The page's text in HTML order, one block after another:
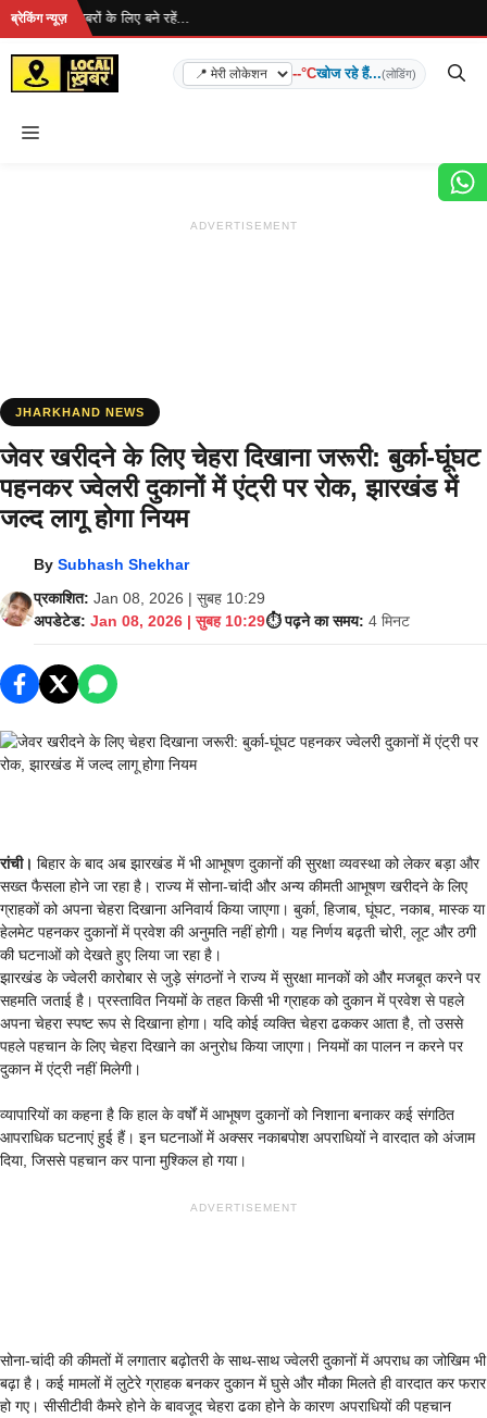
Skip
content
ब्रेकिंग न्यूज़
है... ताज़ा खबरों के लिए बने रहें...
--°Cखोज रहे हैं...(लोडिंग)
Menu
ADVERTISEMENT
JHARKHAND NEWS
जेवर खरीदने के लिए चेहरा दिखाना जरूरी: बुर्का-घूंघट
पहनकर ज्वेलरी दुकानों में एंट्री पर रोक, झारखंड में
जल्द लागू होगा नियम
BySubhash Shekhar
प्रकाशित: Jan 08, 2026 | सुबह 10:29
अपडेटेड: Jan 08, 2026 | सुबह 10:29⏱️ पढ़ने का समय: 4 मिनट
रांची। बिहार के बाद अब झारखंड में भी आभूषण दुकानों की सुरक्षा व्यवस्था को लेकर बड़ा और
सख्त फैसला होने जा रहा है। राज्य में सोना-चांदी और अन्य कीमती आभूषण खरीदने के लिए
ग्राहकों को अपना चेहरा दिखाना अनिवार्य किया जाएगा। बुर्का, हिजाब, घूंघट, नकाब, मास्क या
हेलमेट पहनकर दुकानों में प्रवेश की अनुमति नहीं होगी। यह निर्णय बढ़ती चोरी, लूट और ठगी
की घटनाओं को देखते हुए लिया जा रहा है।
झारखंड के ज्वेलरी कारोबार से जुड़े संगठनों ने राज्य में सुरक्षा मानकों को और मजबूत करने पर
सहमति जताई है। प्रस्तावित नियमों के तहत किसी भी ग्राहक को दुकान में प्रवेश से पहले
अपना चेहरा स्पष्ट रूप से दिखाना होगा। यदि कोई व्यक्ति चेहरा ढककर आता है, तो उससे
पहले पहचान के लिए चेहरा दिखाने का अनुरोध किया जाएगा। नियमों का पालन न करने पर
दुकान में एंट्री नहीं मिलेगी।
व्यापारियों का कहना है कि हाल के वर्षों में आभूषण दुकानों को निशाना बनाकर कई संगठित
आपराधिक घटनाएं हुई हैं। इन घटनाओं में अक्सर नकाबपोश अपराधियों ने वारदात को अंजाम
दिया, जिससे पहचान कर पाना मुश्किल हो गया।
ADVERTISEMENT
सोना-चांदी की कीमतों में लगातार बढ़ोतरी के साथ-साथ ज्वेलरी दुकानों में अपराध का जोखिम भी
बढ़ा है। कई मामलों में लुटेरे ग्राहक बनकर दुकान में घुसे और मौका मिलते ही वारदात कर फरार
हो गए। सीसीटीवी कैमरे होने के बावजूद चेहरा ढका होने के कारण अपराधियों की पहचान